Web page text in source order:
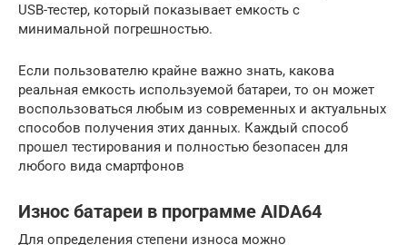
USB-тестер, который показывает емкость с
минимальной погрешностью.
Если пользователю крайне важно знать, какова
реальная емкость используемой батареи, то он может
воспользоваться любым из современных и актуальных
способов получения этих данных. Каждый способ
прошел тестирования и полностью безопасен для
любого вида смартфонов
Износ батареи в программе AIDA64
Для определения степени износа можно